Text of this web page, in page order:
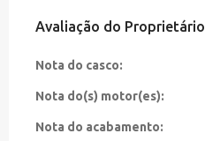
Avaliação do Proprietário
Nota do casco:
Nota do(s) motor(es):
Nota do acabamento: